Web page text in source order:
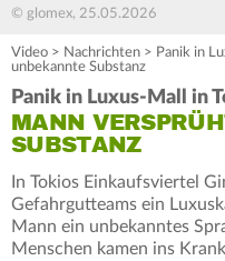
© glomex, 25.05.2026
Video > Nachrichten > Panik in
unbekannte Substanz
Panik in Luxus-Mall in
MANN
SUBSTANZ
In Tokios Einkaufsviertel
Gefahrgutteams ein
Mann ein unbekanntes
Menschen kamen ins